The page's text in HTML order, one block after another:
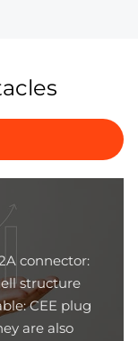
connector:
structure
CEE plug
are also